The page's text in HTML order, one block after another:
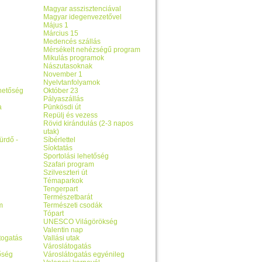
-
Magyar asszisztenciával
Magyar idegenvezetővel
Május 1
Március 15
Medencés szállás
Mérsékelt nehézségű program
Mikulás programok
Nászutasoknak
November 1
Nyelvtanfolyamok
Október 23
Pályaszállás
Pünkösdi út
Repülj és vezess
Rövid kirándulás (2-3 napos
utak)
Síbérlettel
Síoktatás
Sportolási lehetőség
Szafari program
Szilveszteri út
Témaparkok
Tengerpart
Természetbarát
Természeti csodák
Tópart
UNESCO Világörökség
Valentin nap
Vallási utak
Városlátogatás
Városlátogatás egyénileg